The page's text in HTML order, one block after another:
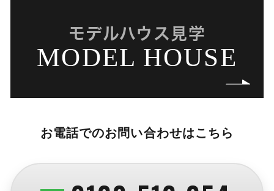
モデルハウス見学
MODEL HOUSE
お電話でのお問い合わせはこちら